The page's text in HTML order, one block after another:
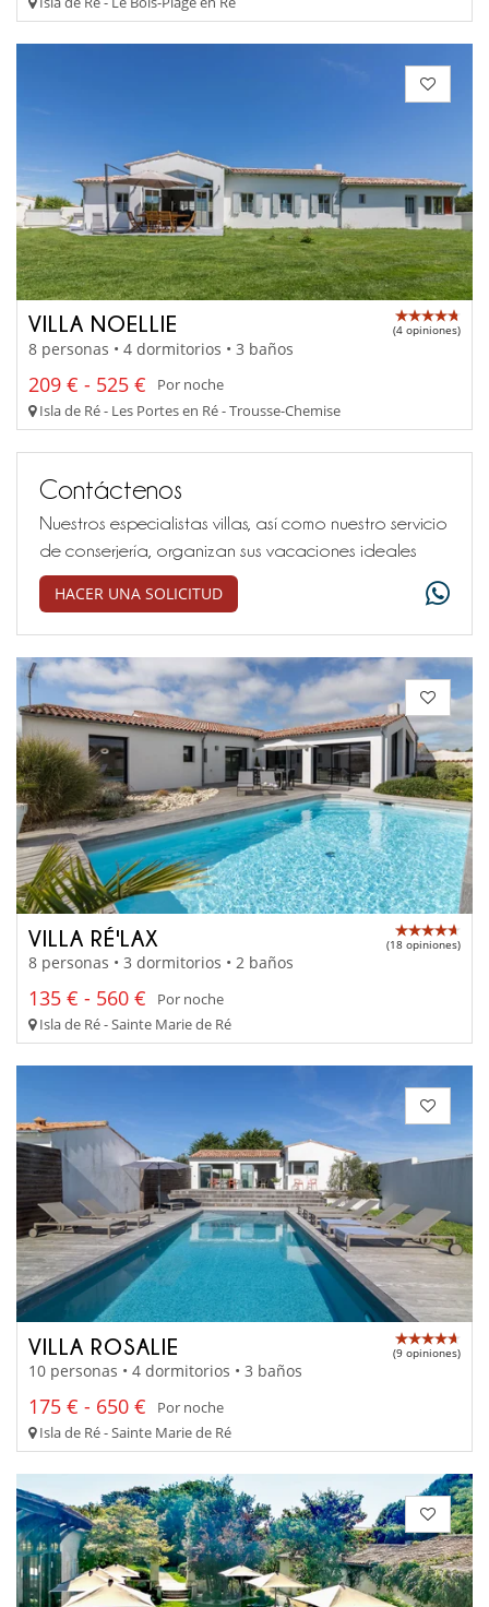
VILLA NOELLIE (4 opiniones)
8 personas • 4 dormitorios • 3 baños
209 € - 525 €
Por noche
Isla de Ré - Les Portes en Ré - Trousse-Chemise
Contáctenos
Nuestros especialistas villas, así como nuestro servicio
de conserjería, organizan sus vacaciones ideales
HACER UNA SOLICITUD
VILLA RÉ'LAX (18 opiniones)
8 personas • 3 dormitorios • 2 baños
135 € - 560 €
Por noche
Isla de Ré - Sainte Marie de Ré
VILLA ROSALIE (9 opiniones)
10 personas • 4 dormitorios • 3 baños
175 € - 650 €
Por noche
Isla de Ré - Sainte Marie de Ré